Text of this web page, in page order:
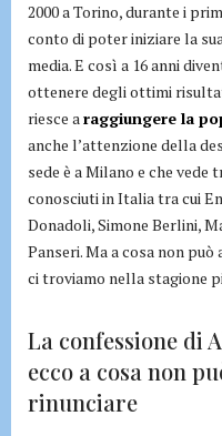
2000 a Torino, durante i
conto di poter iniziare la
media. E così a 16 anni
ottenere degli ottimi
riesce araggiungere la
anche l’attenzione della
sede è a Milano e che
conosciuti in Italia tra cui
Donadoli, Simone Berlini,
Panseri. Ma a cosa non
ci troviamo nella stagione
La confessione di
ecco a cosa non
rinunciare